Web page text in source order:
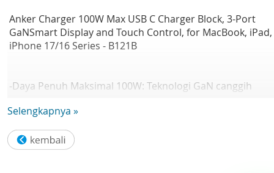
Anker Charger 100W Max USB C Charger Block, 3-Port
GaNSmart Display and Touch Control, for MacBook, iPad,
iPhone 17/16 Series - B121B
-Daya Penuh Maksimal 100W: Teknologi GaN canggih
USB-C mana pun dan mempertahankan kinerja puncak
rata-rata.
Selengkapnya »